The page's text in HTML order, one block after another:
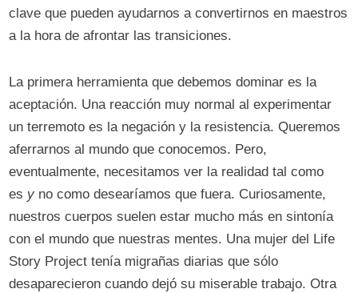
clave que pueden ayudarnos a convertirnos en maestros
a la hora de afrontar las transiciones.
La primera herramienta que debemos dominar es la
aceptación. Una reacción muy normal al experimentar
un terremoto es la negación y la resistencia. Queremos
aferrarnos al mundo que conocemos. Pero,
eventualmente, necesitamos ver la realidad tal como
es y no como desearíamos que fuera. Curiosamente,
nuestros cuerpos suelen estar mucho más en sintonía
con el mundo que nuestras mentes. Una mujer del Life
Story Project tenía migrañas diarias que sólo
desaparecieron cuando dejó su miserable trabajo. Otra